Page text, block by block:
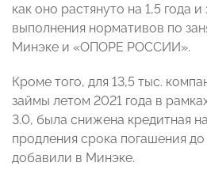
как оно растянуто на 1,5 года и
выполнения нормативов по
Минэке и «ОПОРЕ РОССИИ».
Кроме того, для 13,5 тыс.
займы летом 2021 года в
3.0, была снижена кредитная
продления срока погашения до
добавили в Минэке.